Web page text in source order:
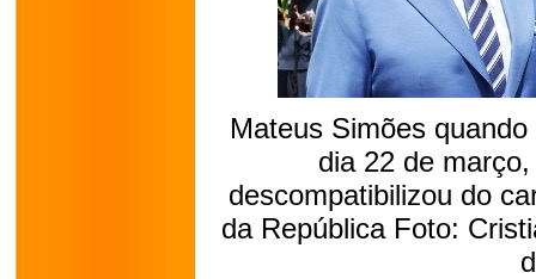
Mateus Simões
dia 22 de
descompatibilizou do
da República Foto: